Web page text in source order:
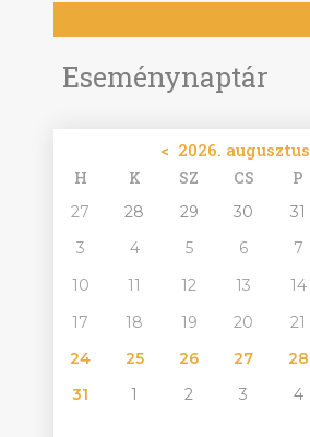
Eseménynaptár
< 2026. augusztus
H K SZ CS P
27 28 29 30 31
3
4 5 6 7
10
11 12 13 14
17
18 19 20 21
24
25 26 27 28
31
1 2 3 4